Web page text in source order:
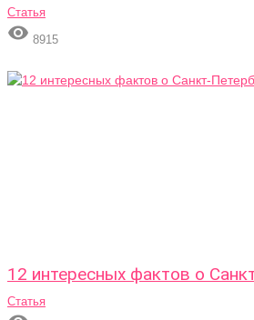
Статья
 8915
12 интересных фактов о
Статья